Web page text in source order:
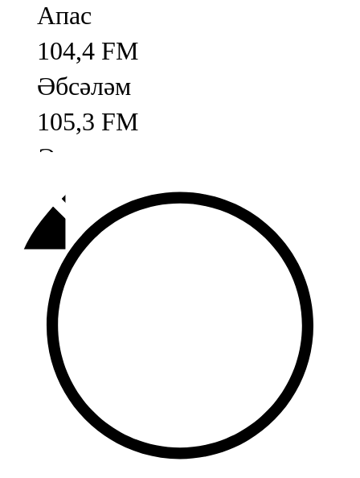
Апас
104,4 FM
Әбсәләм
105,3 FM
Әлмәт
92,9 FM
Базарлы матак
107,1 FM
Балык бистәсе
104,9 FM
Баулы
107,5 FM
Биләр